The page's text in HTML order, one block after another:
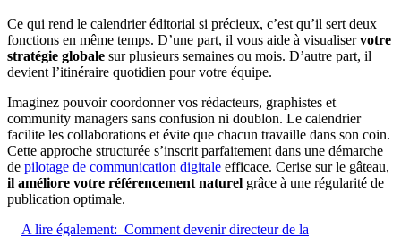
Ce qui rend le calendrier éditorial si précieux, c’est qu’il sert deux
fonctions en même temps. D’une part, il vous aide à visualiservotre
stratégie globale sur plusieurs semaines ou mois. D’autre part, il
devient l’itinéraire quotidien pour votre équipe.
Imaginez pouvoir coordonner vos rédacteurs, graphistes et
community managers sans confusion ni doublon. Le calendrier
facilite les collaborations et évite que chacun travaille dans son coin.
Cette approche structurée s’inscrit parfaitement dans une démarche
de pilotage de communication digitale efficace. Cerise sur le gâteau,
il améliore votre référencement naturel grâce à une régularité de
publication optimale.
A lire également: Comment devenir directeur de la